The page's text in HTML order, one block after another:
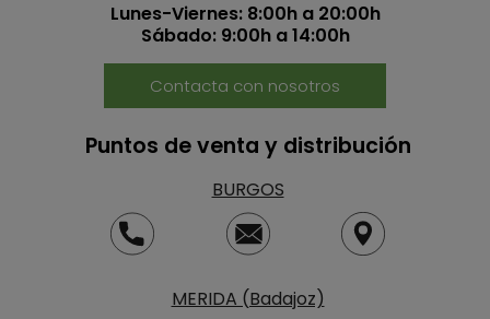
Lunes-Viernes: 8:00h a 20:00h
Sábado: 9:00h a 14:00h
Contacta con nosotros
Puntos de venta y distribución
BURGOS
MERIDA (Badajoz)